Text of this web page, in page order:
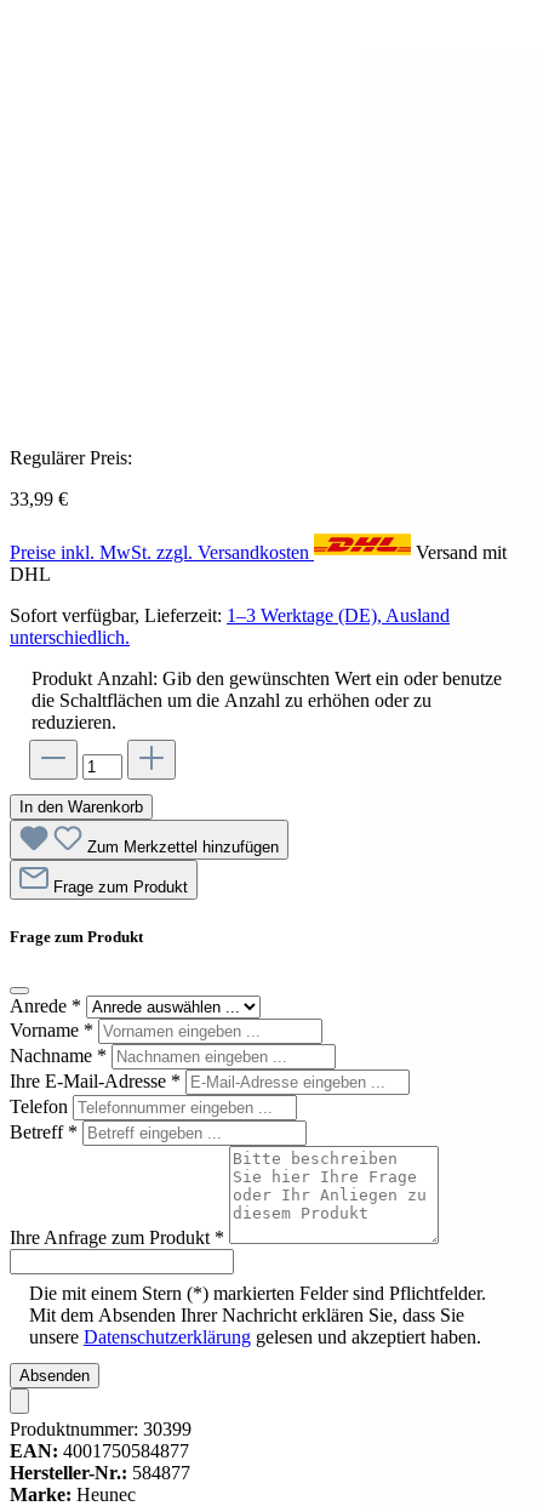
Regulärer Preis:
33,99 €
Preise inkl. MwSt. zzgl. Versandkosten
Versand mit
DHL
Sofort verfügbar, Lieferzeit: 1–3 Werktage (DE), Ausland
unterschiedlich.
Produkt Anzahl: Gib den gewünschten Wert ein oder benutze
die Schaltflächen um die Anzahl zu erhöhen oder zu
reduzieren.
In den Warenkorb
Zum Merkzettel hinzufügen
Frage zum Produkt
Frage zum Produkt
Anrede *
Vorname *
Nachname *
Ihre E-Mail-Adresse *
Telefon
Betreff *
Ihre Anfrage zum Produkt *
Die mit einem Stern (*) markierten Felder sind Pflichtfelder.
Mit dem Absenden Ihrer Nachricht erklären Sie, dass Sie
unsere Datenschutzerklärung gelesen und akzeptiert haben.
Absenden
Produktnummer: 30399
EAN: 4001750584877
Hersteller-Nr.: 584877
Marke: Heunec